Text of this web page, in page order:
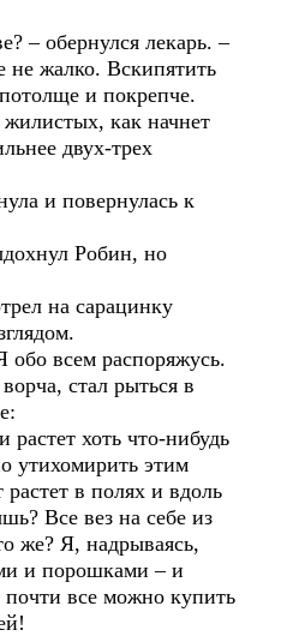
– обернулся лекарь. –
жалко. Вскипятить
и покрепче.
как начнет
двух-трех
и повернулась к
Робин, но
на сарацинку
обо всем распоряжусь.
стал рыться в
растет хоть что-нибудь
утихомирить этим
в полях и вдоль
Все вез на себе из
же? Я, надрываясь,
и порошками – и
почти все можно купить